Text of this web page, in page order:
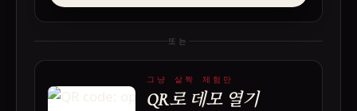
또는
그냥 살짝 체험만
QR로 데모 열기